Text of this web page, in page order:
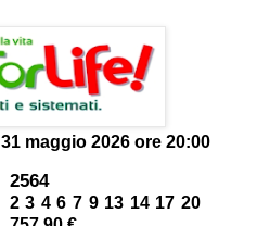
31 maggio 2026 ore 20:00
2564
2 3 4 6 7 9 13 14 17 20